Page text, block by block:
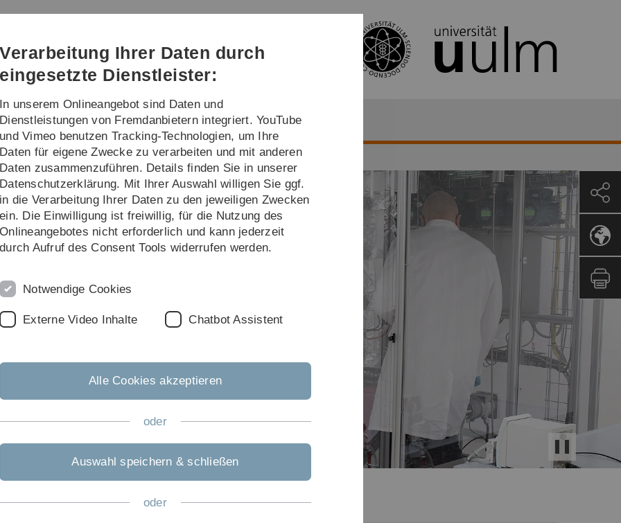
Direkt
Direkt
Direkt
(Sprache,
Drucken,
Social
Direkt
Direkt
Lehre
Slider
Verarbeitung Ihrer Daten durch
eingesetzte Dienstleister:
In unserem Onlineangebot sind Daten und
Dienstleistungen von Fremdanbietern integriert. YouTube
und Vimeo benutzen Tracking-Technologien, um Ihre
Daten für eigene Zwecke zu verarbeiten und mit anderen
Daten zusammenzuführen. Details finden Sie in unserer
Datenschutzerklärung. Mit Ihrer Auswahl willigen Sie ggf.
in die Verarbeitung Ihrer Daten zu den jeweiligen Zwecken
ein. Die Einwilligung ist freiwillig, für die Nutzung des
Onlineangebotes nicht erforderlich und kann jederzeit
durch Aufruf des Consent Tools widerrufen werden.
Notwendige Cookies
Externe Video Inhalte Chatbot Assistent
Alle Cookies akzeptieren
oder
Auswahl speichern & schließen
oder